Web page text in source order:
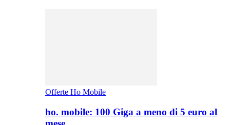
Offerte Ho Mobile
ho. mobile: 100 Giga a meno di 5 euro al